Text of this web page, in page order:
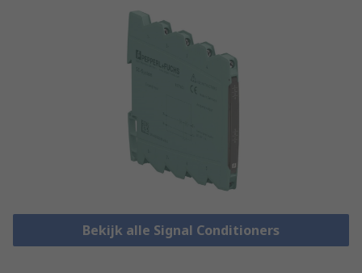
Bekijk alle Signal Conditioners